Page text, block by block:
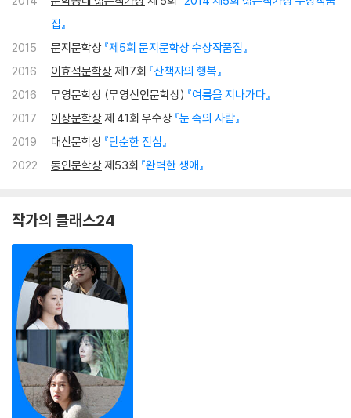
집』
2015
문지문학상 『제5회 문지문학상 수상작품집』
2016
이효석문학상 제17회 『산책자의 행복』
2016
무영문학상 (무영신인문학상) 『여름을 지나가다』
2017
이상문학상 제 41회 우수상 『눈 속의 사람』
2019
대산문학상 『단순한 진심』
2022
동인문학상 제53회 『완벽한 생애』
작가의 클래스24